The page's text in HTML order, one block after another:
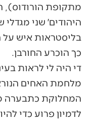
מתקופת הורודוס),
היהודים׳ שני
בליסטראות איש על
כך הוכרע החורבן.
די היה לי לראות
מלחמת האחים
המחלוקת כתבערה
לדמיון פרוע כדי